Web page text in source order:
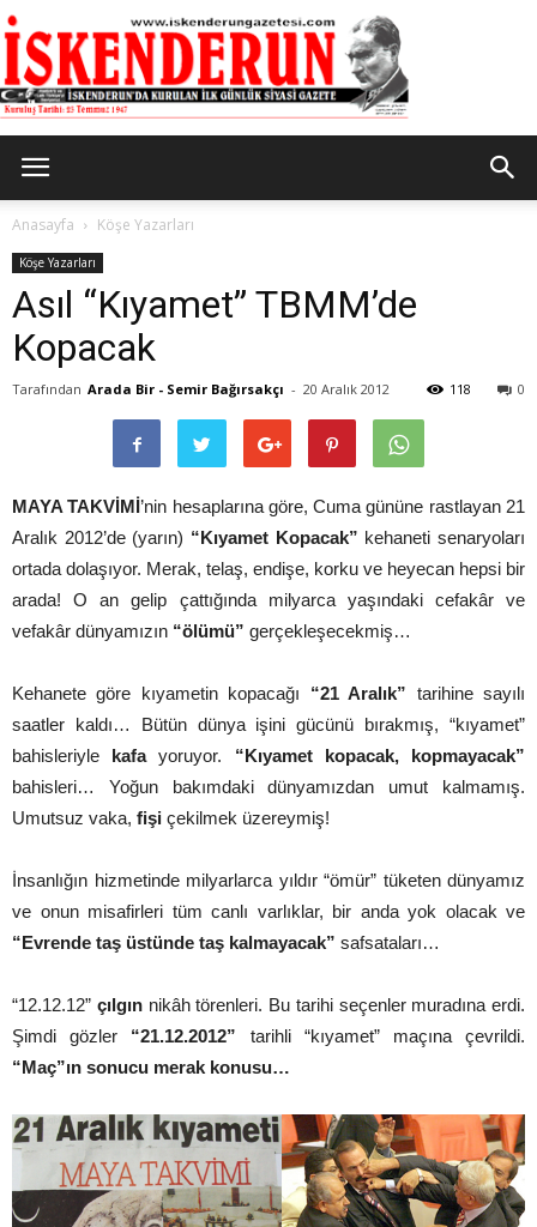
Gazetesi
Anasayfa Köşe Yazarları
Köşe Yazarları
Asıl “Kıyamet” TBMM’de
Kopacak
Tarafından Arada Bir - Semir Bağırsakçı - 20 Aralık 2012 0
118
MAYA TAKVİMİ’nin hesaplarına göre, Cuma gününe rastlayan 21
Aralık 2012’de (yarın) “Kıyamet Kopacak” kehaneti senaryoları
ortada dolaşıyor. Merak, telaş, endişe, korku ve heyecan hepsi bir
arada! O an gelip çattığında milyarca yaşındaki cefakâr ve
vefakâr dünyamızın “ölümü” gerçekleşecekmiş…
Kehanete göre kıyametin kopacağı “21 Aralık” tarihine sayılı
saatler kaldı… Bütün dünya işini gücünü bırakmış, “kıyamet”
bahisleriyle kafayoruyor. “Kıyamet kopacak, kopmayacak”
bahisleri… Yoğun bakımdaki dünyamızdan umut kalmamış.
Umutsuz vaka, fişi çekilmek üzereymiş!
İnsanlığın hizmetinde milyarlarca yıldır “ömür” tüketen dünyamız
ve onun misafirleri tüm canlı varlıklar, bir anda yok olacak ve
“Evrende taş üstünde taş kalmayacak” safsataları…
“12.12.12” çılgınnikâh törenleri. Bu tarihi seçenler muradına erdi.
Şimdi gözler “21.12.2012” tarihli “kıyamet” maçına çevrildi.
“Maç”ın sonucu merak konusu…